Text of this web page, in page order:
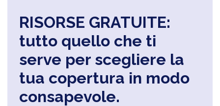
RISORSE GRATUITE:
tutto quello che ti
serve per scegliere la
tua copertura in modo
consapevole.